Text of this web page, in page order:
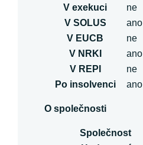
V exekuci
ne
V SOLUS
ano
V EUCB
ne
V NRKI
ano
V REPI
ne
Po insolvenci
ano
O společnosti
Společnost